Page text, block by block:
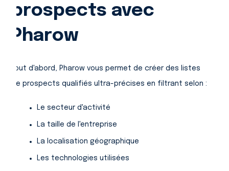
prospects avec
Pharow
Tout d'abord, Pharow vous permet de créer des listes
de prospects qualifiés ultra-précises en filtrant selon :
Le secteur d'activité
La taille de l'entreprise
La localisation géographique
Les technologies utilisées